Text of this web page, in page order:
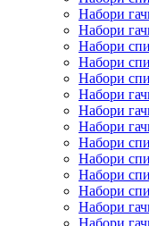
Набори
Набори
Набори
Набори
Набори
Набори
Набори
Набори
Набори
Набори
Набори
Набори
Набори